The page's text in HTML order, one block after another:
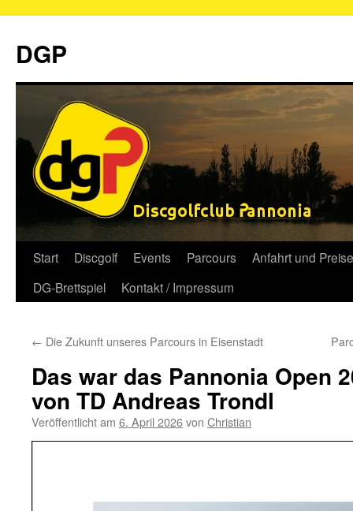
springen
DGP
Start Discgolf Events Parcours
Anfahrt und Preise
DG-Brettspiel
Kontakt / Impressum
← Die Zukunft unseres Parcours in Eisenstadt
Das war das Pannonia Open
von TD Andreas Trondl
Veröffentlicht am 6. April 2026von Christian